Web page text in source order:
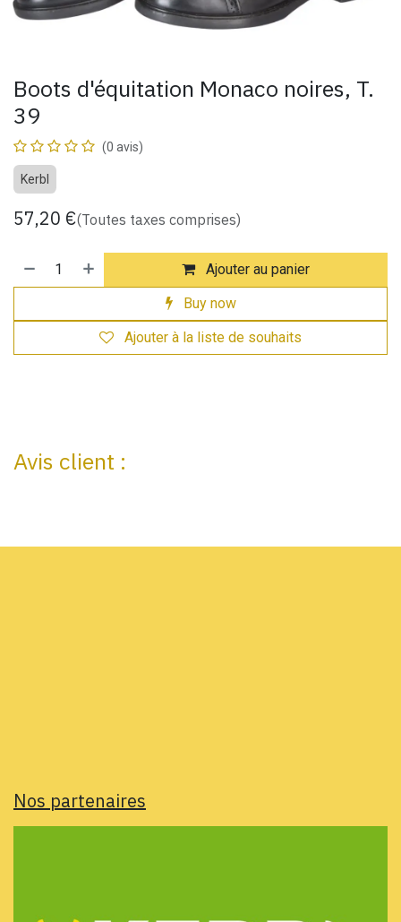
Boots d'équitation Monaco noires, T.
39
(0 avis)
Kerbl
57,20 €(Toutes taxes comprises)
Ajouter au panier
Buy now
Ajouter à la liste de souhaits
Avis client :
Nos partenaires